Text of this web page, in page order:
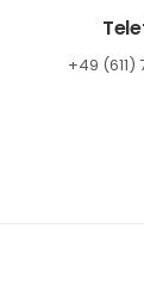
+49 (611)